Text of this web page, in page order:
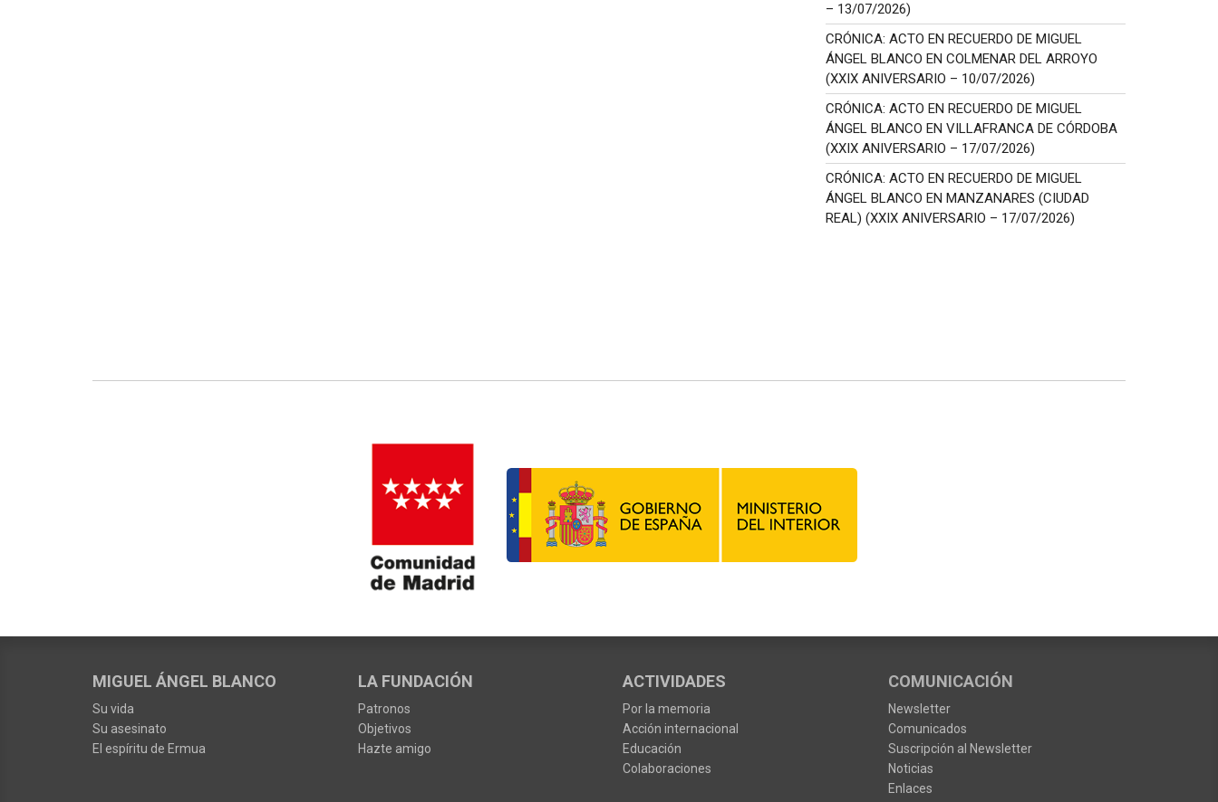
– 13/07/2026)
CRÓNICA: ACTO EN RECUERDO DE MIGUEL
ÁNGEL BLANCO EN COLMENAR DEL ARROYO
(XXIX ANIVERSARIO – 10/07/2026)
CRÓNICA: ACTO EN RECUERDO DE MIGUEL
ÁNGEL BLANCO EN VILLAFRANCA DE CÓRDOBA
(XXIX ANIVERSARIO – 17/07/2026)
CRÓNICA: ACTO EN RECUERDO DE MIGUEL
ÁNGEL BLANCO EN MANZANARES (CIUDAD
REAL) (XXIX ANIVERSARIO – 17/07/2026)
MIGUEL ÁNGEL BLANCO
Su vida
Su asesinato
El espíritu de Ermua
LA FUNDACIÓN
Patronos
Objetivos
Hazte amigo
ACTIVIDADES
Por la memoria
Acción internacional
Educación
Colaboraciones
COMUNICACIÓN
Newsletter
Comunicados
Suscripción al Newsletter
Noticias
Enlaces